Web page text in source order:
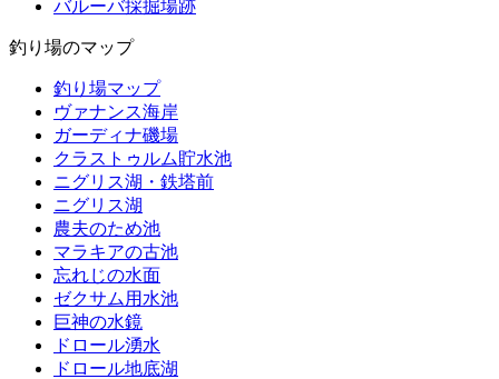
バルーバ採掘場跡
釣り場のマップ
釣り場マップ
ヴァナンス海岸
ガーディナ磯場
クラストゥルム貯水池
ニグリス湖・鉄塔前
ニグリス湖
農夫のため池
マラキアの古池
忘れじの水面
ゼクサム用水池
巨神の水鏡
ドロール湧水
ドロール地底湖